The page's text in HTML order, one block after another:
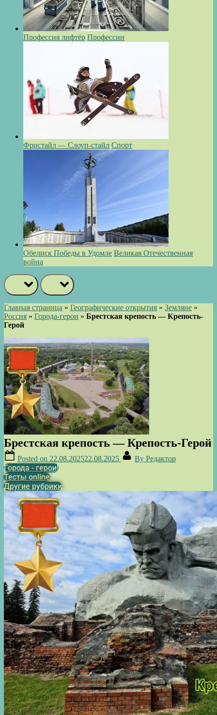
Профессия лифтёр Профессии
Фристайл — Слоуп-стайл Спорт
Обелиск Победы в Удомле Великая Отечественная
война
Главная страница » Географические открытия » Земляне »
Россия » Города-герои » Брестская крепость — Крепость-
Герой
Брестская крепость — Крепость-Герой
Posted on 22.08.202522.08.2025 By Редактор
Города - герои!
Тесты online
Другие рубрики